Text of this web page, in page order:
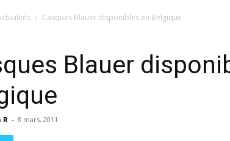
Casques Blauer disponibles en Belgique
Blauer
R - 8 mars, 2011